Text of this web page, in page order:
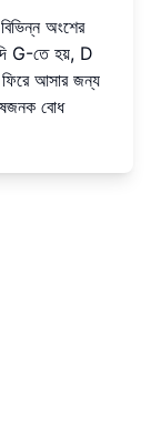
অংশের
G-তে হয়, D
আসার জন্য
বোধ